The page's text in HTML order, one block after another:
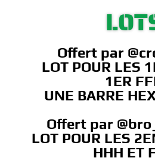
Offert par
LOT POUR LES
1ER
UNE BARRE
Offert par
LOT POUR LES
HHH ET